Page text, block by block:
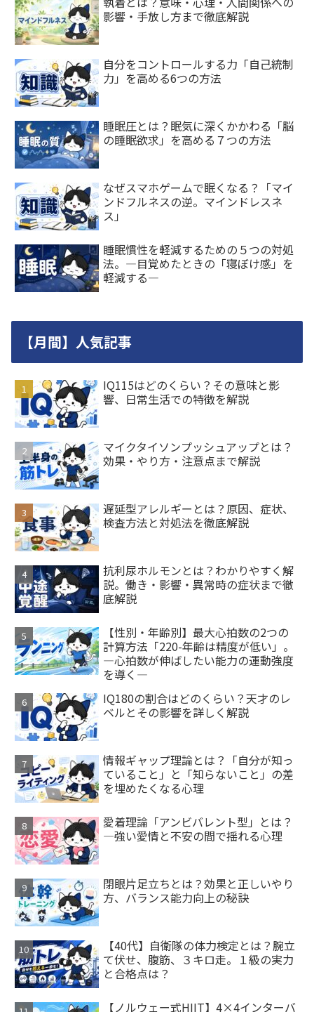
影響・手放し方まで徹底解説
自分をコントロールする力「自己統制
力」を高める6つの方法
睡眠圧とは？眠気に深くかかわる「脳
の睡眠欲求」を高める７つの方法
なぜスマホゲームで眠くなる？「マイ
ンドフルネスの逆。マインドレスネ
ス」
睡眠慣性を軽減するための５つの対処
法。―目覚めたときの「寝ぼけ感」を
軽減する―
【月間】人気記事
IQ115はどのくらい？その意味と影
響、日常生活での特徴を解説
マイクタイソンプッシュアップとは？
効果・やり方・注意点まで解説
遅延型アレルギーとは？原因、症状、
検査方法と対処法を徹底解説
抗利尿ホルモンとは？わかりやすく解
説。働き・影響・異常時の症状まで徹
底解説
【性別・年齢別】最大心拍数の2つの
計算方法「220-年齢は精度が低い」。
―心拍数が伸ばしたい能力の運動強度
を導く―
IQ180の割合はどのくらい？天才のレ
ベルとその影響を詳しく解説
情報ギャップ理論とは？「自分が知っ
ていること」と「知らないこと」の差
を埋めたくなる心理
愛着理論「アンビバレント型」とは？
—強い愛情と不安の間で揺れる心理
閉眼片足立ちとは？効果と正しいやり
方、バランス能力向上の秘訣
【40代】自衛隊の体力検定とは？腕立
て伏せ、腹筋、３キロ走。１級の実力
と合格点は？
【ノルウェー式HIIT】4×4インターバ